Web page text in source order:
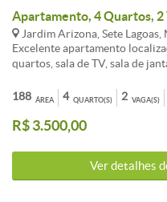
Apartamento, 4 Quartos, 2
Jardim Arizona, Sete Lagoas,
Excelente apartamento
quartos, sala de TV, sala de
sem elevador Prédio com área
masculino, piscina aquecida,
venha morar próximo ao centro.
ÁREA
188 QUARTO(S)
4 VAGA(S)
2
R$ 3.500,00
Ver detalhes